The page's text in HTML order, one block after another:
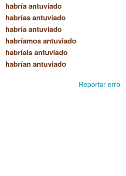
habría antuviado
habrías antuviado
habría antuviado
habríamos antuviado
habríais antuviado
habrían antuviado
Reportar erro